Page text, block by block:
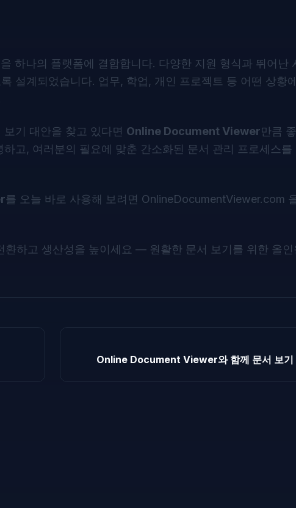
하나의 플랫폼에 결합합니다. 다양한 지원 형식과 뛰어난
설계되었습니다. 업무, 학업, 개인 프로젝트 등 어떤 상황
기 대안을 찾고 있다면 Online Document Viewer만큼
고, 여러분의 필요에 맞춘 간소화된 문서 관리 프로세스를
를 오늘 바로 사용해 보려면 OnlineDocumentViewer.com
환하고 생산성을 높이세요 — 원활한 문서 보기를 위한 올인
Online Document Viewer와 함께 문서 보기